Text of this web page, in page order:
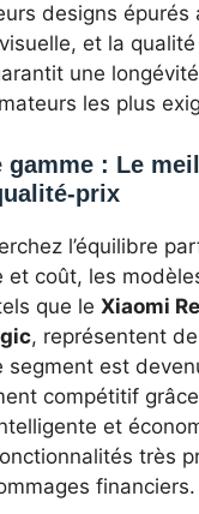
designs épurés
et la
une
les plus
gamme : Le
prix
l’équilibre
et coût, les
que le Xiaomi
, représentent
segment est
compétitif
et
très
financiers.